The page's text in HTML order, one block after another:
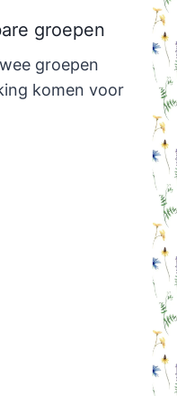
groepen
groepen
komen voor